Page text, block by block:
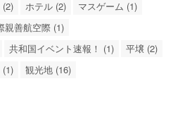
(2) ホテル (2)
マスゲーム (1)
親善航空際 (1)
共和国イベント速報！ (1)
平壌 (2)
(1) 観光地 (16)